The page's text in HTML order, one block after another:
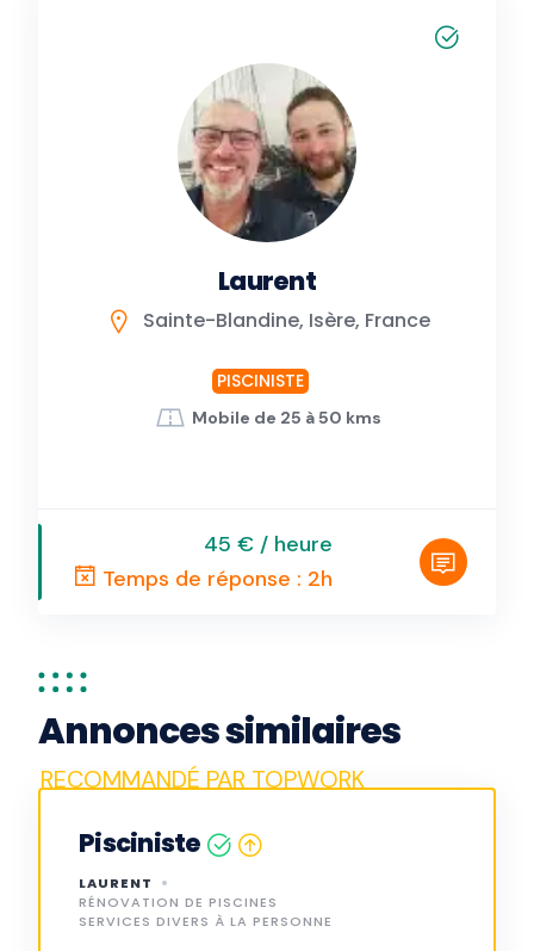
Laurent
Sainte-Blandine, Isère, France
PISCINISTE
Mobile de 25 à 50 kms
45 € / heure
Temps de réponse : 2h
Annonces similaires
Pisciniste
LAURENT
RÉNOVATION DE PISCINES
SERVICES DIVERS À LA PERSONNE